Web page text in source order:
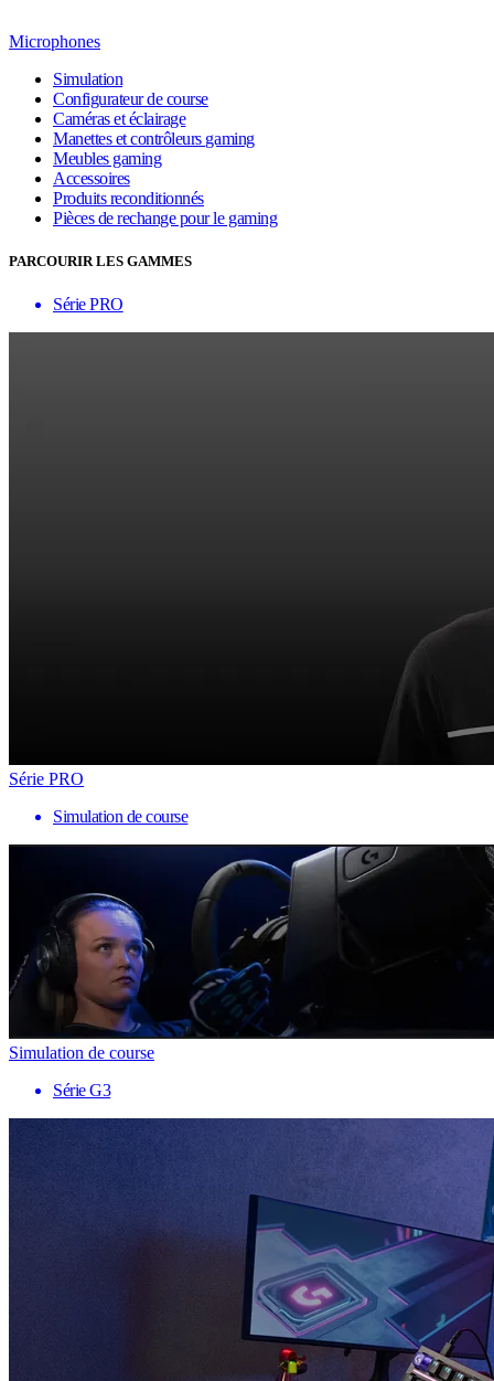
Microphones
Simulation
Configurateur de course
Caméras et éclairage
Manettes et contrôleurs gaming
Meubles gaming
Accessoires
Produits reconditionnés
Pièces de rechange pour le gaming
PARCOURIR LES GAMMES
Série PRO
Série PRO
Simulation de course
Simulation de course
Série G3